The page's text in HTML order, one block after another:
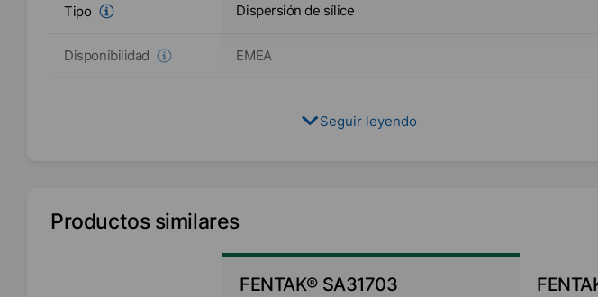
Tipo Dispersión de sílice
Disponibilidad EMEA
Seguir leyendo
Productos similares
FENTAK® SA31703